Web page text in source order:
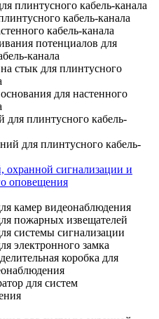
плинтусного кабель-канала
кабель-канала
кабель-канала
потенциалов для
канала
стык для плинтусного
для настенного
для плинтусного кабель-
для плинтусного кабель-
сигнализации и
оповещения
камер видеонаблюдения
пожарных извещателей
системы сигнализации
электронного замка
коробка для
для систем